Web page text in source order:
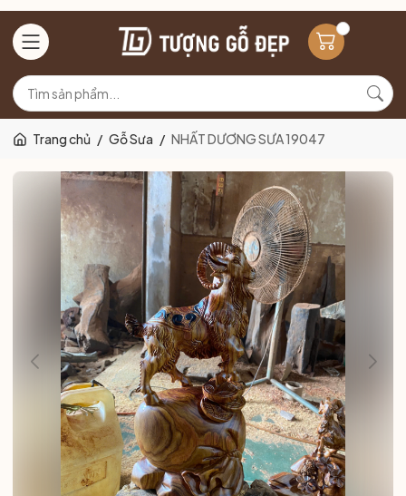
Trang chủ / Gỗ Sưa / NHẤT DƯƠNG SƯA 19047